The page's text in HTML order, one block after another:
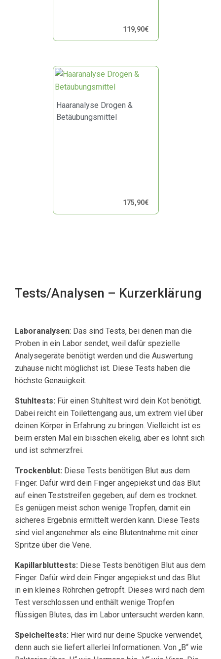
119,90€
Haaranalyse Drogen &
Betäubungsmittel
175,90€
Tests/Analysen – Kurzerklärung
Laboranalysen: Das sind Tests, bei denen man die
Proben in ein Labor sendet, weil dafür spezielle
Analysegeräte benötigt werden und die Auswertung
zuhause nicht möglichst ist. Diese Tests haben die
höchste Genauigkeit.
Stuhltests: Für einen Stuhltest wird dein Kot benötigt.
Dabei reicht ein Toilettengang aus, um extrem viel über
deinen Körper in Erfahrung zu bringen. Vielleicht ist es
beim ersten Mal ein bisschen ekelig, aber es lohnt sich
und ist schmerzfrei.
Trockenblut: Diese Tests benötigen Blut aus dem
Finger. Dafür wird dein Finger angepiekst und das Blut
auf einen Teststreifen gegeben, auf dem es trocknet.
Es genügen meist schon wenige Tropfen, damit ein
sicheres Ergebnis ermittelt werden kann. Diese Tests
sind viel angenehmer als eine Blutentnahme mit einer
Spritze über die Vene.
Kapillarbluttests: Diese Tests benötigen Blut aus dem
Finger. Dafür wird dein Finger angepiekst und das Blut
in ein kleines Röhrchen getropft. Dieses wird nach dem
Test verschlossen und enthält wenige Tropfen
flüssigen Blutes, das im Labor untersucht werden kann.
Speicheltests: Hier wird nur deine Spucke verwendet,
denn auch sie liefert allerlei Informationen. Von „B“ wie